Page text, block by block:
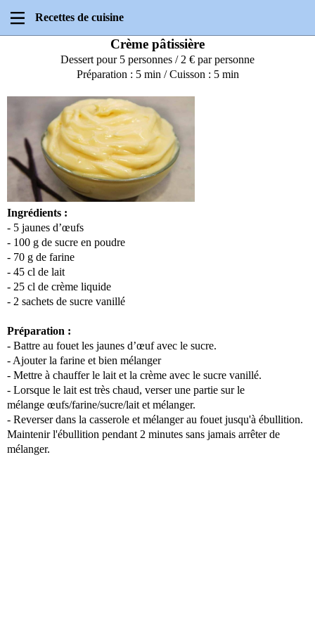
Recettes de cuisine
Crème pâtissière
Dessert pour 5 personnes / 2 € par personne
Préparation : 5 min / Cuisson : 5 min
Ingrédients :
- 5 jaunes d’œufs
- 100 g de sucre en poudre
- 70 g de farine
- 45 cl de lait
- 25 cl de crème liquide
- 2 sachets de sucre vanillé
Préparation :
- Battre au fouet les jaunes d’œuf avec le sucre.
- Ajouter la farine et bien mélanger
- Mettre à chauffer le lait et la crème avec le sucre vanillé.
- Lorsque le lait est très chaud, verser une partie sur le
mélange œufs/farine/sucre/lait et mélanger.
- Reverser dans la casserole et mélanger au fouet jusqu'à ébullition.
Maintenir l'ébullition pendant 2 minutes sans jamais arrêter de
mélanger.